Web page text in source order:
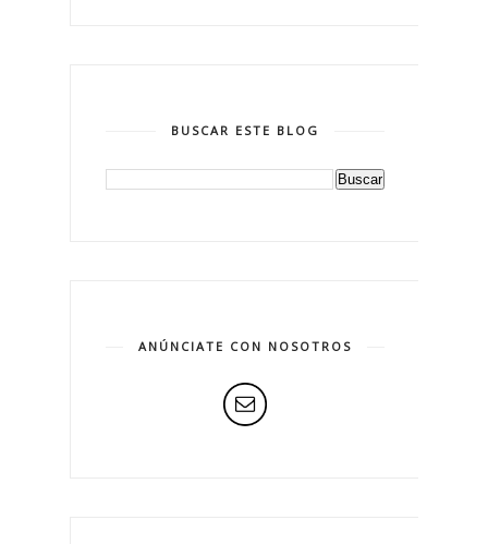
BUSCAR ESTE BLOG
ANÚNCIATE CON NOSOTROS